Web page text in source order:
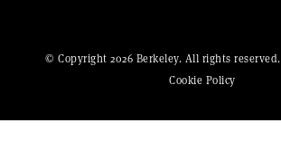
© Copyright 2026 Berkeley. All rights reserved.
Cookie Policy